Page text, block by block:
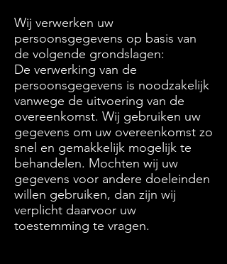
Wij verwerken uw
persoonsgegevens op basis van
de volgende grondslagen:
De verwerking van de
persoonsgegevens is noodzakelijk
vanwege de uitvoering van de
overeenkomst. Wij gebruiken uw
gegevens om uw overeenkomst zo
snel en gemakkelijk mogelijk te
behandelen. Mochten wij uw
gegevens voor andere doeleinden
willen gebruiken, dan zijn wij
verplicht daarvoor uw
toestemming te vragen.